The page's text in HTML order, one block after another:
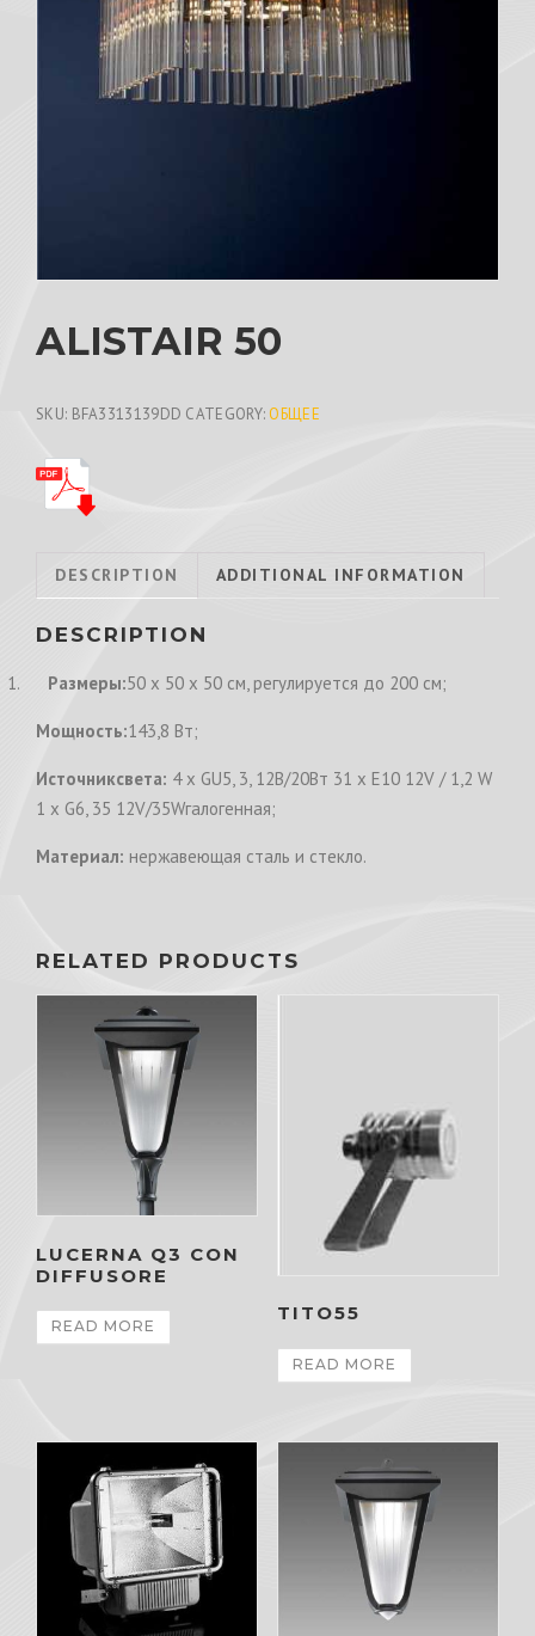
ALISTAIR 50
SKU: BFA3313139DD CATEGORY: ОБЩЕЕ
DESCRIPTION ADDITIONAL INFORMATION
DESCRIPTION
1. Размеры:50 х 50 х 50 см, регулируется до 200 см;
Мощность:143,8 Вт;
Источниксвета: 4 х GU5, 3, 12В/20Вт 31 х E10 12V / 1,2 W
1 х G6, 35 12V/35Wгалогенная;
Материал: нержавеющая сталь и стекло.
RELATED PRODUCTS
LUCERNA Q3 CON
DIFFUSORE
READ MORE
TITO55
READ MORE